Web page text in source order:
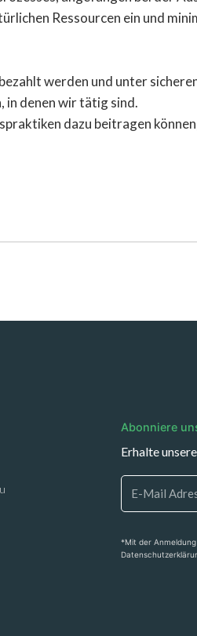
Ressourcen ein und
werden und unter
in denen wir tätig sind.
dazu beitragen
Abonniere
Erhalte
*Mit der